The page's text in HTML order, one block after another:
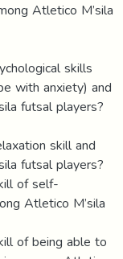
Atletico M’sila
skills
with anxiety) and
futsal players?
skill and
futsal players?
of self-
Atletico M’sila
of being able to